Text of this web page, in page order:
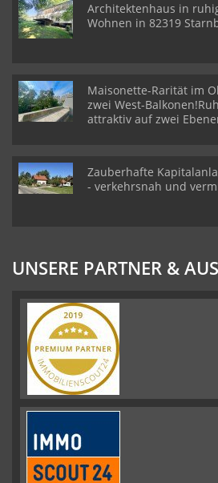
Architektenhaus in
Wohnen in 82319
Maisonette-Rarität im
zwei West-
attraktiv auf zwei
Zauberhafte
- verkehrsnah und
UNSERE PARTNER &